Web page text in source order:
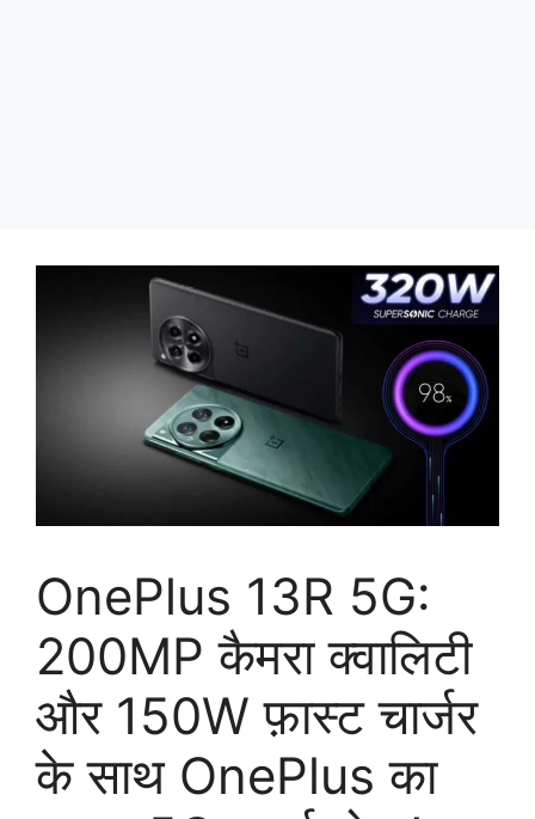
OnePlus 13R 5G:
200MP कैमरा क्वालिटी
और 150W फ़ास्ट चार्जर
के साथ OnePlus का